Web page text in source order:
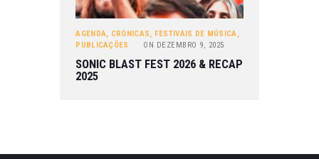
AGENDA, CRÓNICAS, FESTIVAIS DE MÚSICA,
PUBLICAÇÕES
ON DEZEMBRO 9, 2025
SONIC BLAST FEST 2026 & RECAP
2025